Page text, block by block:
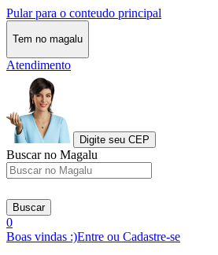
Pular para o conteudo principal
Tem no magalu
Atendimento
Digite seu CEP
Buscar no Magalu
Buscar
0
Boas vindas :)Entre ou Cadastre-se